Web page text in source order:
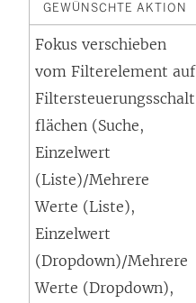
GEWÜNSCHTE AKTION
Fokus verschieben
vom Filterelement auf
Filtersteuerungsschalt
flächen (Suche,
Einzelwert
(Liste)/Mehrere
Werte (Liste),
Einzelwert
(Dropdown)/Mehrere
Werte (Dropdown),